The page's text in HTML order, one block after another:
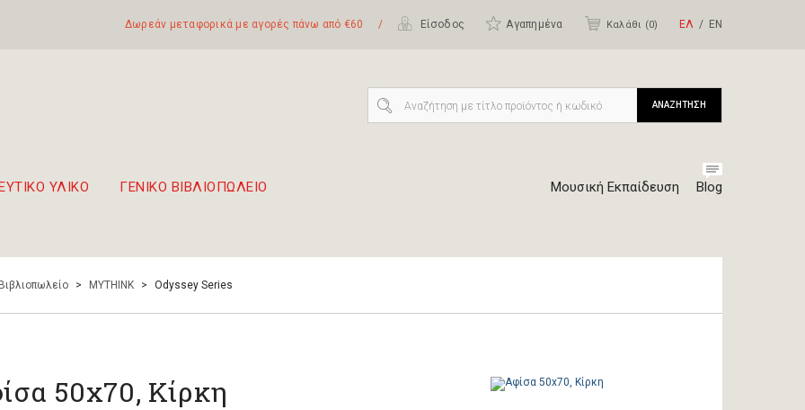
Δωρεάν μεταφορικά με αγορές πάνω από €60 / Είσοδος Αγαπημένα Καλάθι (0) ΕΛ ΕΝ
ΥΛΙΚΟ ΓΕΝΙΚΟ ΒΙΒΛΙΟΠΩΛΕΙΟ Μουσική Εκπαίδευση Blog
ΑΝΑΖΗΤΗΣΗ
> MYTHINK > Odyssey Series
50x70, Κίρκη